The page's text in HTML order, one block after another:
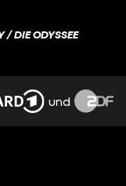
/ DIE ODYSSEE
WURDE DIESE
&
und